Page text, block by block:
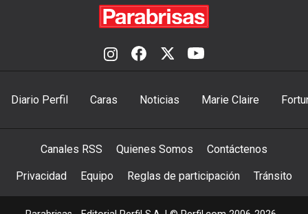
Diario Perfil Caras Noticias Marie Claire
Canales RSS Quienes Somos Contáctenos
Privacidad Equipo Reglas de participación Tránsito